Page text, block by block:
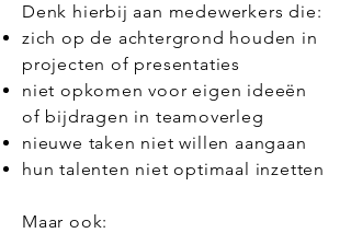
Denk hierbij aan medewerkers die:
zich op de achtergrond houden in
projecten of presentaties
niet opkomen voor eigen ideeën
of bijdragen in teamoverleg
nieuwe taken niet willen aangaan
hun talenten niet optimaal inzetten
Maar ook: